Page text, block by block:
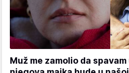
Muž me zamolio da